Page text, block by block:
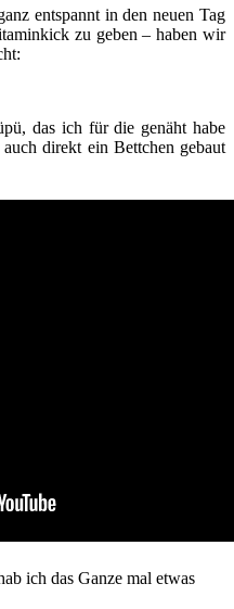
entspannt in den neuen Tag
zu geben – haben wir
das ich für die genäht habe
auch direkt ein Bettchen gebaut
ich das Ganze mal etwas